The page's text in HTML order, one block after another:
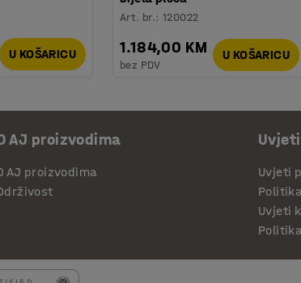
U KOŠARICU
Art. br.:120022
1.184,00 KM
bez PDV
U KOŠARICU
AJ proizvodima
AJ proizvodima
Uvjeti
Uvjeti